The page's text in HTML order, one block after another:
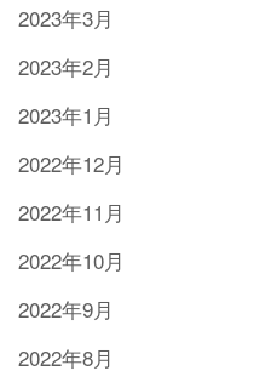
2023年3月
2023年2月
2023年1月
2022年12月
2022年11月
2022年10月
2022年9月
2022年8月